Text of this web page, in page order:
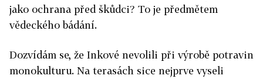
jako ochrana před škůdci? To je předmětem
vědeckého bádání.
Dozvídám se, že Inkové nevolili při výrobě potravin
monokulturu. Na terasách sice nejprve vyseli